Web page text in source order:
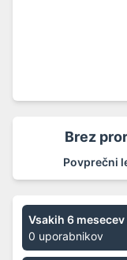
Brez
Povprečni
Vsakih 6
0 uporabnikov